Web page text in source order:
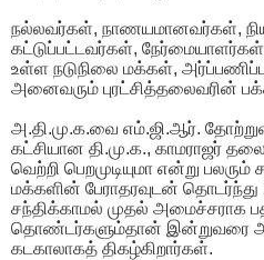
நல்லவர்கள், நாணயமானவர்கள்,
கட்டுப்பட்டவர்கள், நேர்மையாளர்கள்,
உள்ள நடுநிலை மக்கள்,
அனைவரும் புரட்சித்தலைவரின்
அ.தி.மு.க.வை எம்.ஜி.ஆர்.
கட்சியான தி.மு.க., காமராஜர்
வெற்றி பெறமுடியுமா என்று
மக்களின் பேராதரவுடன்
சந்திக்காமல் முதல் அமைச்சராக
தொண்டர்களும்தான் இன்றுவரை
கடகாலாகத் திகழ்கிறார்கள்.